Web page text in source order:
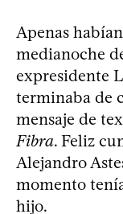
Apenas
medianoche
expresidente
terminaba de
mensaje de
Fibra. Feliz
Alejandro
momento
hijo.